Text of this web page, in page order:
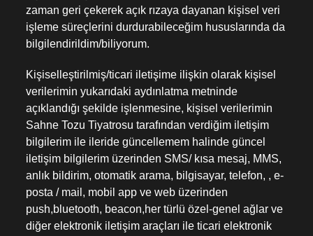
zaman geri çekerek açık rızaya dayanan kişisel veri
işleme süreçlerini durdurabileceğim hususlarında da
bilgilendirildim/biliyorum.
Kişiselleştirilmiş/ticari iletişime ilişkin olarak kişisel
verilerimin yukarıdaki aydınlatma metninde
açıklandığı şekilde işlenmesine, kişisel verilerimin
Sahne Tozu Tiyatrosu tarafından verdiğim iletişim
bilgilerim ile ileride güncellemem halinde güncel
iletişim bilgilerim üzerinden SMS/ kısa mesaj, MMS,
anlık bildirim, otomatik arama, bilgisayar, telefon, , e-
posta / mail, mobil app ve web üzerinden
push,bluetooth, beacon,her türlü özel-genel ağlar ve
diğer elektronik iletişim araçları ile ticari elektronik